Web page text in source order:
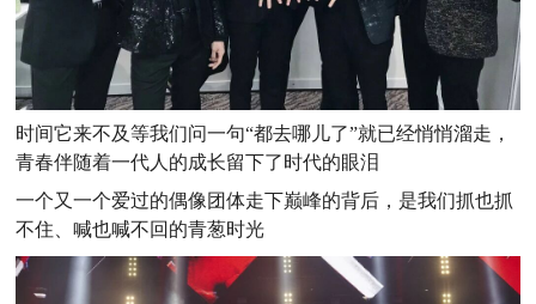
时间它来不及等我们问一句“都去哪儿了”就已经悄悄溜走，
青春伴随着一代人的成长留下了时代的眼泪
一个又一个爱过的偶像团体走下巅峰的背后，是我们抓也抓
不住、喊也喊不回的青葱时光